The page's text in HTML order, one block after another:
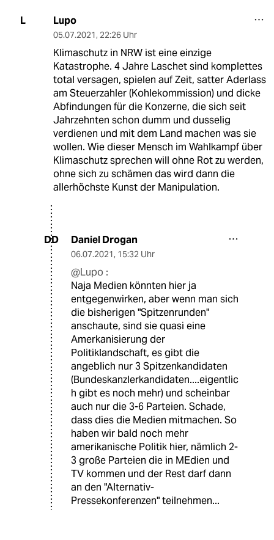
L Lupo
05.07.2021, 22:26 Uhr
Klimaschutz in NRW ist eine einzige
Katastrophe. 4 Jahre Laschet sind komplettes
total versagen, spielen auf Zeit, satter Aderlass
am Steuerzahler (Kohlekommission) und dicke
Abfindungen für die Konzerne, die sich seit
Jahrzehnten schon dumm und dusselig
verdienen und mit dem Land machen was sie
wollen. Wie dieser Mensch im Wahlkampf über
Klimaschutz sprechen will ohne Rot zu werden,
ohne sich zu schämen das wird dann die
allerhöchste Kunst der Manipulation.
DD Daniel Drogan
06.07.2021, 15:32 Uhr
@Lupo :
Naja Medien könnten hier ja
entgegenwirken, aber wenn man sich
die bisherigen "Spitzenrunden"
anschaute, sind sie quasi eine
Amerkanisierung der
Politiklandschaft, es gibt die
angeblich nur 3 Spitzenkandidaten
(Bundeskanzlerkandidaten....eigentlic
h gibt es noch mehr) und scheinbar
auch nur die 3-6 Parteien. Schade,
dass dies die Medien mitmachen. So
haben wir bald noch mehr
amerikanische Politik hier, nämlich 2-
3 große Parteien die in MEdien und
TV kommen und der Rest darf dann
an den "Alternativ-
Pressekonferenzen" teilnehmen...